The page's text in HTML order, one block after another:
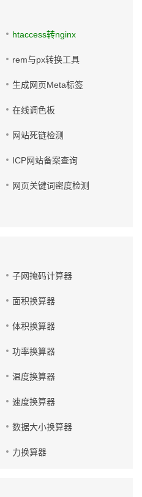
htaccess转nginx
rem与px转换工具
生成网页Meta标签
在线调色板
网站死链检测
ICP网站备案查询
网页关键词密度检测
子网掩码计算器
面积换算器
体积换算器
功率换算器
温度换算器
速度换算器
数据大小换算器
力换算器